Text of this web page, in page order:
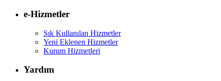
e-Hizmetler
Sık Kullanılan Hizmetler
Yeni Eklenen Hizmetler
Kurum Hizmetleri
Yardım